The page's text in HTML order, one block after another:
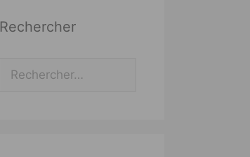
Rechercher